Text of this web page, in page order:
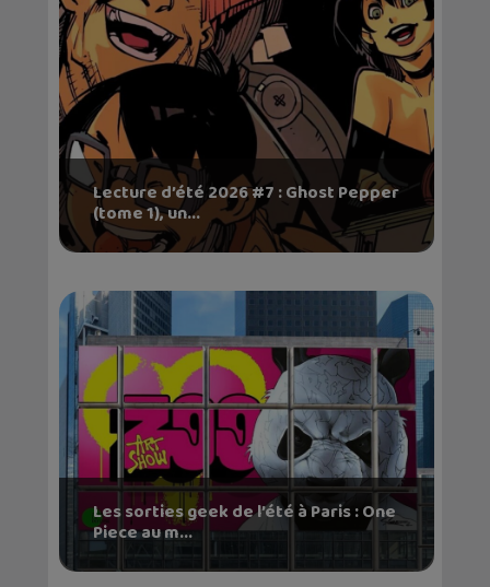
Lecture d’été 2026 #7 : Ghost Pepper
(tome 1), un...
Les sorties geek de l’été à Paris : One
Piece au m...